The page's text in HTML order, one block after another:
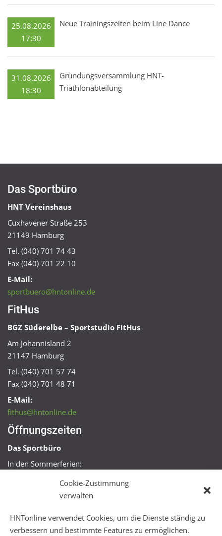
Cookie-Zustimmung
verwalten
HNTonline verwendet Cookies, um die Dienste ständig zu
verbessern und bestimmte Features zu ermöglichen.
25.08.2026
17:30
Neue Trainingszeiten beim Line Dance
31.08.2026
18:30
Gründungsversammlung HNT-
Triathlonabteilung
Das Sportbüro
HNT Vereinshaus
Cuxhavener Straße 253
21149 Hamburg
Tel. (040) 701 74 43
Fax (040) 701 22 10
E-Mail:
sportbuero@hntonline.de
FitHus
BGZ Süderelbe – Sportstudio FitHus
Am Johannisland 2
21147 Hamburg
Tel. (040) 701 57 74
Fax (040) 701 48 71
E-Mail:
fithus@hntonline.de
Öffnungszeiten
Das Sportbüro
In den Sommerferien:
Mo + Mi 16:00 – 18:00 Uhr
Mo – Fr 08:00 – 22:00 Uhr
Sa + So 10:00 – 18:00 Uhr